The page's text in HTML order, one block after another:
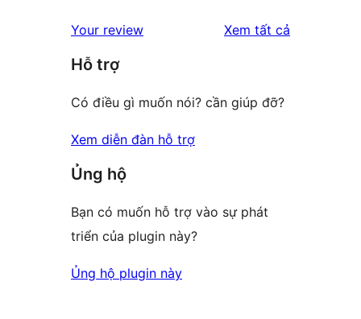
reviews
star
reviews
Your review Xem tất cả
Hỗ trợ
Có điều gì muốn nói? cần giúp đỡ?
Xem diễn đàn hỗ trợ
Ủng hộ
Bạn có muốn hỗ trợ vào sự phát
triển của plugin này?
Ủng hộ plugin này